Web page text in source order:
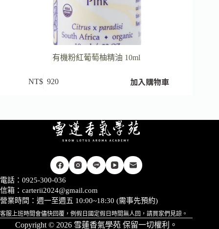
有機粉紅葡萄柚精油 10ml
NT$ 920 加入購物車
電話：0925-300-036
信箱： carterii2024@gmail.com
營業時間：週一至週五 10:00~18:30 (需事先預約)
客服上班時間會儘快回覆，例假日國定假日時間無人回，請買家們見諒。
Copyright © 2026 雪蓮香氣學苑 保留一切權利。